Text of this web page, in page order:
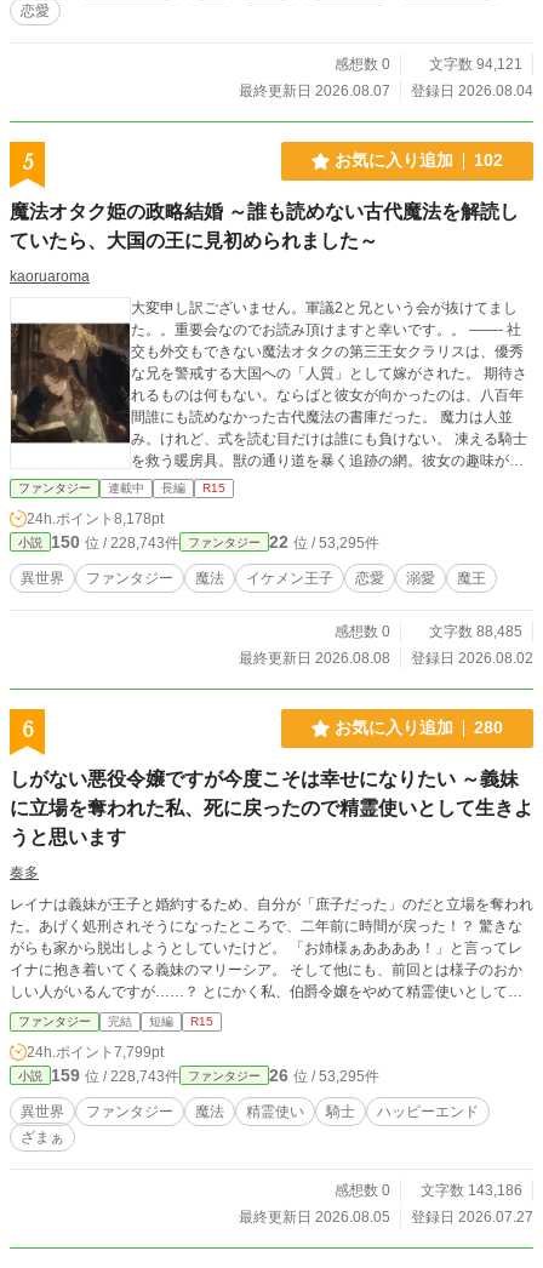
恋愛
感想数 0
文字数 94,121
最終更新日 2026.08.07
登録日 2026.08.04
5 お気に入り追加 102
魔法オタク姫の政略結婚 ～誰も読めない古代魔法を解読し
ていたら、大国の王に見初められました～
kaoruaroma
大変申し訳ございません。軍議2と兄という会が抜けてまし
た。。重要会なのでお読み頂けますと幸いです。。 ——- 社
交も外交もできない魔法オタクの第三王女クラリスは、優秀
な兄を警戒する大国への「人質」として嫁がされた。 期待さ
れるものは何もない。ならばと彼女が向かったのは、八百年
間誰にも読めなかった古代魔法の書庫だった。 魔力は人並
み。けれど、式を読む目だけは誰にも負けない。 凍える騎士
を救う暖房具。獣の通り道を暴く追跡の網。彼女の趣味が形
になるたび、国が少しずつ動きはじめる。 そして気づけば、
大国の王に溺愛され、国を助け、大陸の秘密にふれていく。
そんな物語。
ファンタジー 連載中 長編 R15
24h.ポイント 8,178pt
小説 150 位 / 228,743件 ファンタジー 22 位 / 53,295件
異世界 ファンタジー 魔法 イケメン王子 恋愛 溺愛 魔王
感想数 0
文字数 88,485
最終更新日 2026.08.08
登録日 2026.08.02
6 お気に入り追加 280
しがない悪役令嬢ですが今度こそは幸せになりたい ～義妹
に立場を奪われた私、死に戻ったので精霊使いとして生きよ
うと思います
奏多
レイナは義妹が王子と婚約するため、自分が「庶子だった」のだと立場を奪われ
た。あげく処刑されそうになったところで、二年前に時間が戻った！？ 驚きな
がらも家から脱出しようとしていたけど。 「お姉様ぁああああ！」と言ってレ
イナに抱き着いてくる義妹のマリーシア。 そして他にも、前回とは様子のおか
しい人がいるんですが……？ とにかく私、伯爵令嬢をやめて精霊使いとして暮
らします！
ファンタジー 完結 短編 R15
24h.ポイント 7,799pt
小説 159 位 / 228,743件 ファンタジー 26 位 / 53,295件
異世界 ファンタジー 魔法 精霊使い 騎士
ハッピーエンド
ざまぁ
感想数 0
文字数 143,186
最終更新日 2026.08.05
登録日 2026.07.27